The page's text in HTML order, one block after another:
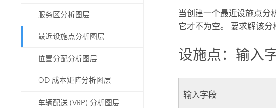
服务区分析图层
最近设施点分析图层
位置分配分析图层
OD 成本矩阵分析图层
车辆配送 (VRP) 分析图层
当创建一个最近设施点分
它才不为空。 要求解该分
设施点：输入
输入字段